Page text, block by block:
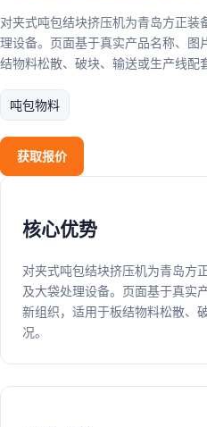
对夹式吨包结块挤压机为青岛方正装
理设备。页面基于真实产品名称、图
结物料松散、破块、输送或生产线配
吨包物料
获取报价
核心优势
对夹式吨包结块挤压机为青岛方
及大袋处理设备。页面基于真实
新组织，适用于板结物料松散、
况。